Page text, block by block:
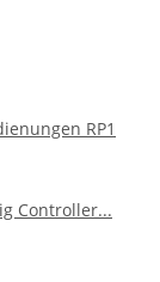
RP1